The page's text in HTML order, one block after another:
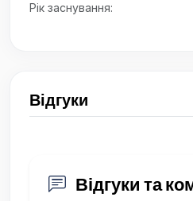
Рік заснування:
Відгуки
Відгуки та